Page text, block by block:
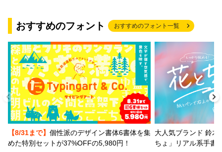
おすすめのフォント おすすめのフォント一覧
【8/31まで】 個性派のデザイン書体6書体を集
めた特別セットが37%OFFの5,980円！
大人気ブランド 鈴木
ちょ」リアル系手書